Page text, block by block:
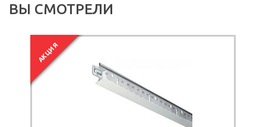
ВЫ СМОТРЕЛИ
АКЦИЯ